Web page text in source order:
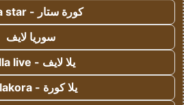
كورة ستار - kora star
سوريا لايف
يلا لايف - yalla live
يلا كورة - yallakora